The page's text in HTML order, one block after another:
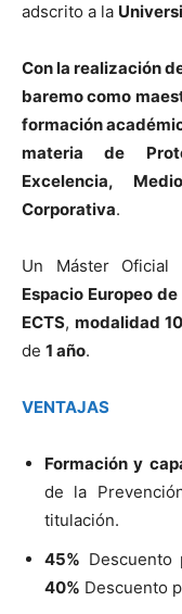
adscrito a la
Con la realización
baremo como
formación
materia de
Excelencia,
Corporativa.
Un Máster Oficial
Espacio Europeo
ECTS,modalidad
de 1 año.
VENTAJAS
Formación y
de la
titulación.
45% Descuento
40% Descuento